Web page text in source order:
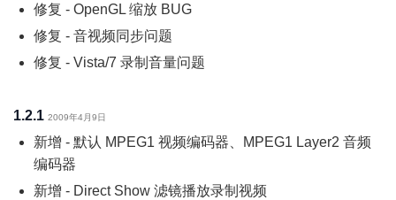
修复 - OpenGL 缩放 BUG
修复 - 音视频同步问题
修复 - Vista/7 录制音量问题
1.2.1 2009年4月9日
新增 - 默认 MPEG1 视频编码器、MPEG1 Layer2 音频
编码器
新增 - Direct Show 滤镜播放录制视频